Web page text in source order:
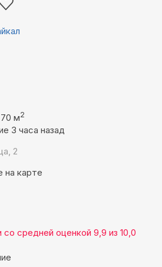
м2
3 часа назад
2
на карте
со средней оценкой 9,9 из 10,0